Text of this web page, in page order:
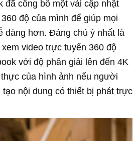
đã công bố một vài cập nhật
độ của mình để giúp mọi
dàng hơn. Đáng chú ý nhất là
video trực tuyến 360 độ
với độ phân giải lên đến 4K
của hình ảnh nếu người
nội dung có thiết bị phát trực